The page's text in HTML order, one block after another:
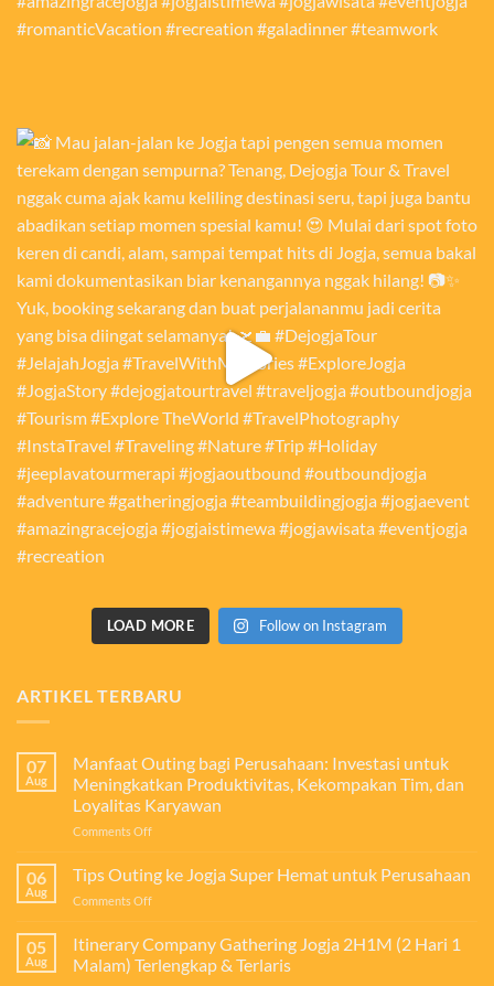
LOAD MORE Follow on Instagram
ARTIKEL TERBARU
07
Aug
Manfaat Outing bagi Perusahaan: Investasi untuk
Meningkatkan Produktivitas, Kekompakan Tim, dan
Loyalitas Karyawan
Comments Offon
Outing
bagi
untuk
Meningkatkan
06
Aug
Tips Outing ke Jogja Super Hemat untuk Perusahaan
Comments Offon
Outing
Jogja
05
Aug
Itinerary Company Gathering Jogja 2H1M (2 Hari 1
Malam) Terlengkap & Terlaris